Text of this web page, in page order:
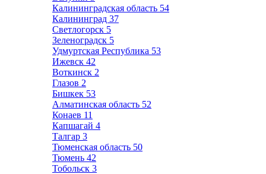
Калининградская область 54
Калининград 37
Светлогорск 5
Зеленоградск 5
Удмуртская Республика 53
Ижевск 42
Воткинск 2
Глазов 2
Бишкек 53
Алматинская область 52
Конаев 11
Капшагай 4
Талгар 3
Тюменская область 50
Тюмень 42
Тобольск 3